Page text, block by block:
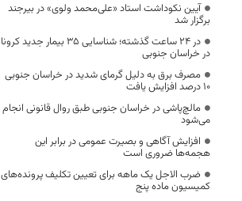
آیین نکوداشت استاد «علی‌محمد ولوی» در بیرجند
برگزار شد
در 24 ساعت گذشته؛ شناسایی 35 بیمار جدید کرونا
در خراسان جنوبی
مصرف برق به دلیل گرمای شدید در خراسان جنوبی
۱۰ درصد افزایش یافت
مالچ‌پاشی در خراسان جنوبی طبق روال قانونی انجام
می‌شود
افزایش آگاهی و بصیرت عمومی در برابر این
هجمه‌ها ضروری است
ضرب الاجل یک ماهه برای تعیین تکلیف پرونده‌های
کمیسیون ماده پنج